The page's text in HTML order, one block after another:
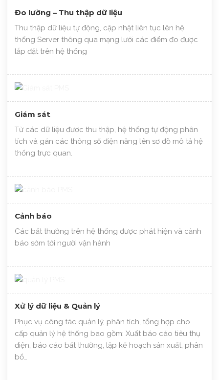
Đo lường – Thu thập dữ liệu
Thu thập dữ liệu tự động, cập nhật liên tục lên hệ
thống Server thông qua mạng lưới các điểm đo được
lắp đặt trên hệ thống
Giám sát
Từ các dữ liệu được thu thập, hệ thống tự động phân
tích và gán các thông số điện năng lên sơ đồ mô tả hệ
thống trực quan.
Cảnh báo
Các bất thường trên hệ thống được phát hiện và cảnh
báo sớm tới người vận hành
Xử lý dữ liệu & Quản lý
Phục vụ công tác quản lý, phân tích, tổng hợp cho
cấp quản lý hệ thống bao gồm: Xuất báo cáo tiêu thụ
điện, báo cáo bất thường, lập kế hoạch sản xuất, phân
bổ…